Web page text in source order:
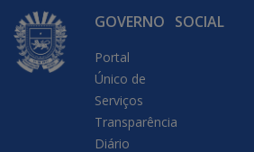
GOVERNO
Portal
Único de
Serviços
Transparência
Diário
SOCIAL